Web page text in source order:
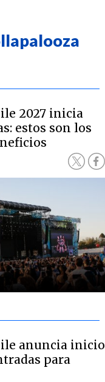
2027 inicia
estos son los
anuncia inicio
para